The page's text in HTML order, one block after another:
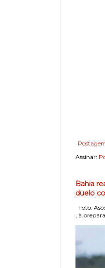
Assinar:
Bahia
duelo
Foto:
, à